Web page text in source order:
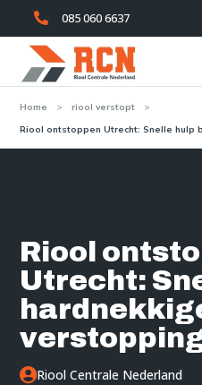
 085 060 6637
Home > riool verstopt
>
Riool ontstoppen Utrecht: Snelle hulp
Riool
Utrecht:
Riool Centrale Nederland